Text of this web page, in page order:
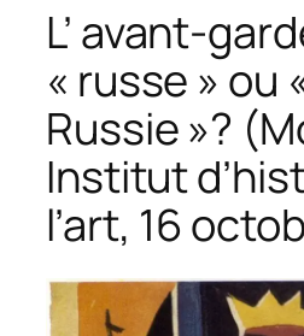
L’ avant-
« russe » ou
Russie »?
Institut
l’art, 16